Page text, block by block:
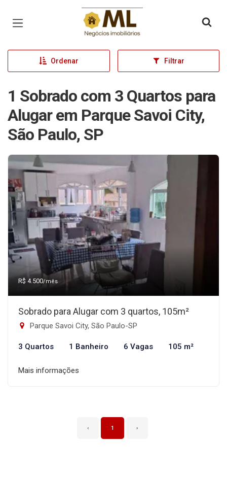
Página inicial
Ordenar Filtrar
1 Sobrado com 3 Quartos para
Alugar em Parque Savoi City,
São Paulo, SP
R$ 4.500/mês
Sobrado para Alugar com 3 quartos, 105m²
Parque Savoi City, São Paulo-SP
3 Quartos 1 Banheiro 6 Vagas 105 m²
Mais informações
‹ 1 ›